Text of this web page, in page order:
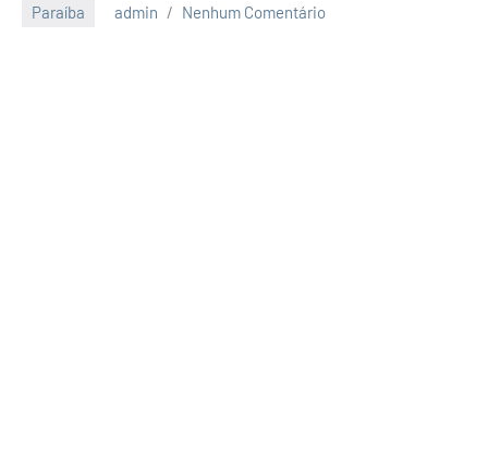
Paraíba admin Nenhum Comentário